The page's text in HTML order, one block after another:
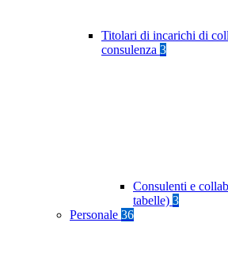
Titolari di incarichi di
consulenza 3
Consulenti e
tabelle) 3
Personale 36